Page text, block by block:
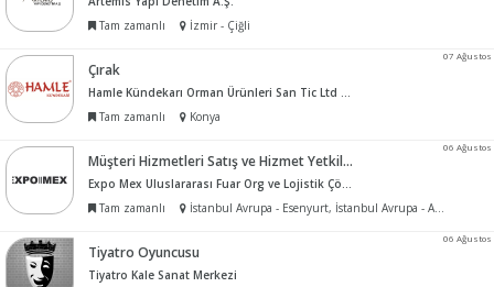
Tam zamanlı
İzmir - Çiğli
07 Ağustos
Çırak
Hamle Kündekarı Orman Ürünleri San Tic Ltd Şti
Tam zamanlı
Konya
06 Ağustos
Müşteri Hizmetleri Satış ve Hizmet Yetkilisi
Expo Mex Uluslararası Fuar Org ve Lojistik Çözümleri Tic Ltd Şti
Tam zamanlı
İstanbul Avrupa - Esenyurt, İstanbul Avrupa - Avcılar, İstanbul Avrupa - Beylikdüzü, İstanbul Avrupa - Silivri, İstanbul Avrupa - Büyükçekmece, İstanbul Avrupa - Çatalca
06 Ağustos
Tiyatro Oyuncusu
Tiyatro Kale Sanat Merkezi